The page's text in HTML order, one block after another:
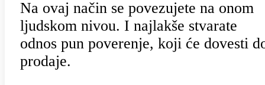
Na ovaj način se povezujete na onom
ljudskom nivou. I najlakše stvarate
odnos pun poverenje, koji će dovesti
prodaje.